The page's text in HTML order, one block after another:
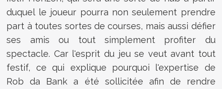
duquel le joueur pourra non seulement prendre
part à toutes sortes de courses, mais aussi défier
ses amis ou tout simplement profiter du
spectacle. Car l'esprit du jeu se veut avant tout
festif, ce qui explique pourquoi l'expertise de
Rob da Bank a été sollicitée afin de rendre